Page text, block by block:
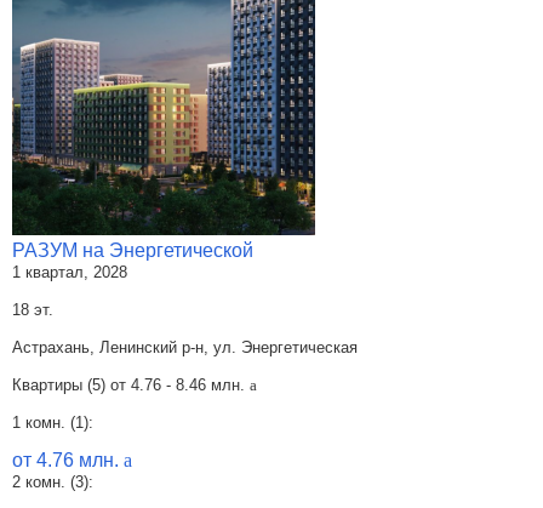
РАЗУМ на Энергетической
1 квартал, 2028
18 эт.
Астрахань, Ленинский р-н, ул. Энергетическая
Квартиры (5) от 4.76 - 8.46 млн. a
1 комн. (1):
от 4.76 млн. a
2 комн. (3):